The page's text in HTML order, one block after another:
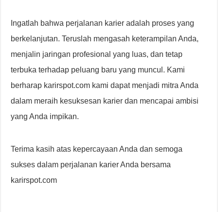
Ingatlah bahwa perjalanan karier adalah proses yang
berkelanjutan. Teruslah mengasah keterampilan Anda,
menjalin jaringan profesional yang luas, dan tetap
terbuka terhadap peluang baru yang muncul. Kami
berharap karirspot.com kami dapat menjadi mitra Anda
dalam meraih kesuksesan karier dan mencapai ambisi
yang Anda impikan.
Terima kasih atas kepercayaan Anda dan semoga
sukses dalam perjalanan karier Anda bersama
karirspot.com